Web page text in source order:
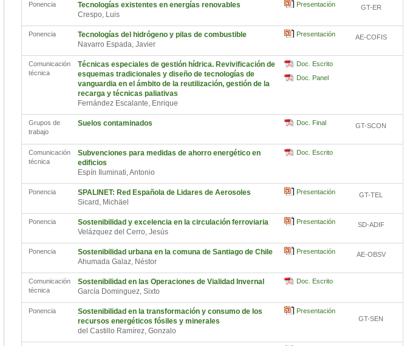
Ponencia
Tecnologías existentes en energías renovables
Crespo, Luis
Presentación GT-ER
Ponencia
Tecnologías del hidrógeno y pilas de combustible
Navarro Espada, Javier
Presentación AE-COFIS
Comunicación
técnica
Técnicas especiales de gestión hídrica. Revivificación de
esquemas tradicionales y diseño de tecnologías de
vanguardia en el ámbito de la reutilización, gestión de la
recarga y técnicas paliativas
Fernández Escalante, Enrique
Doc. Escrito
Doc. Panel
Grupos de
trabajo
Suelos contaminados Doc. Final GT-SCON
Comunicación
técnica
Subvenciones para medidas de ahorro energético en
edificios
Espín Iluminati, Antonio
Doc. Escrito
Ponencia
SPALINET: Red Española de Lidares de Aerosoles
Sicard, Michäel
Presentación GT-TEL
Ponencia
Sostenibilidad y excelencia en la circulación ferroviaria
Velázquez del Cerro, Jesús
Presentación SD-ADIF
Ponencia
Sostenibilidad urbana en la comuna de Santiago de Chile
Ahumada Galaz, Néstor
Presentación AE-OBSV
Comunicación
técnica
Sostenibilidad en las Operaciones de Vialidad Invernal
García Dominguez, Sixto
Doc. Escrito
Ponencia
Sostenibilidad en la transformación y consumo de los
recursos energéticos fósiles y minerales
del Castillo Ramírez, Gonzalo
Presentación
GT-SEN